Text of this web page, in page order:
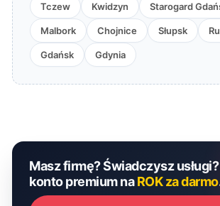
Tczew Kwidzyn Starogard
Malbork Chojnice Słupsk
Gdańsk Gdynia
Masz firmę? Świadczysz
konto premium naROK za darmo